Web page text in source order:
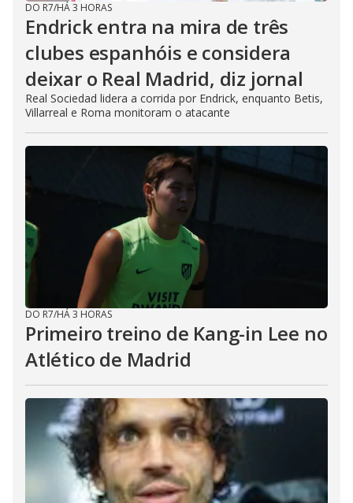
DO R7/HÁ 3 HORAS
Endrick entra na mira de três
clubes espanhóis e considera
deixar o Real Madrid, diz jornal
Real Sociedad lidera a corrida por Endrick, enquanto Betis,
Villarreal e Roma monitoram o atacante
DO R7/HÁ 3 HORAS
Primeiro treino de Kang-in Lee no
Atlético de Madrid